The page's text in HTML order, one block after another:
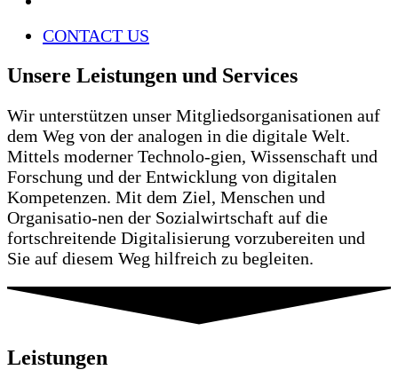
CONTACT US
Unsere Leistungen und Services
Wir unterstützen unser Mitgliedsorganisationen auf
dem Weg von der analogen in die digitale Welt.
Mittels moderner Technolo-gien, Wissenschaft und
Forschung und der Entwicklung von digitalen
Kompetenzen. Mit dem Ziel, Menschen und
Organisatio-nen der Sozialwirtschaft auf die
fortschreitende Digitalisierung vorzubereiten und
Sie auf diesem Weg hilfreich zu begleiten.
Leistungen